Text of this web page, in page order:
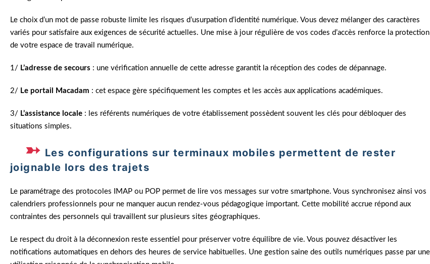
Le choix d’un mot de passe robuste limite les risques d’usurpation d’identité numérique. Vous devez mélanger des caractères
variés pour satisfaire aux exigences de sécurité actuelles. Une mise à jour régulière de vos codes d’accès renforce la protection
de votre espace de travail numérique.
1/ L’adresse de secours : une vérification annuelle de cette adresse garantit la réception des codes de dépannage.
2/ Le portail Macadam : cet espace gère spécifiquement les comptes et les accès aux applications académiques.
3/ L’assistance locale : les référents numériques de votre établissement possèdent souvent les clés pour débloquer des
situations simples.
Les configurations sur terminaux mobiles permettent de rester
joignable lors des trajets
Le paramétrage des protocoles IMAP ou POP permet de lire vos messages sur votre smartphone. Vous synchronisez ainsi vos
calendriers professionnels pour ne manquer aucun rendez-vous pédagogique important. Cette mobilité accrue répond aux
contraintes des personnels qui travaillent sur plusieurs sites géographiques.
Le respect du droit à la déconnexion reste essentiel pour préserver votre équilibre de vie. Vous pouvez désactiver les
notifications automatiques en dehors des heures de service habituelles. Une gestion saine des outils numériques passe par une